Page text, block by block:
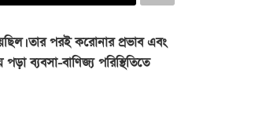
তার পরই করোনার প্রভাব এবং
ব্যবসা-বাণিজ্য পরিস্থিতিতে